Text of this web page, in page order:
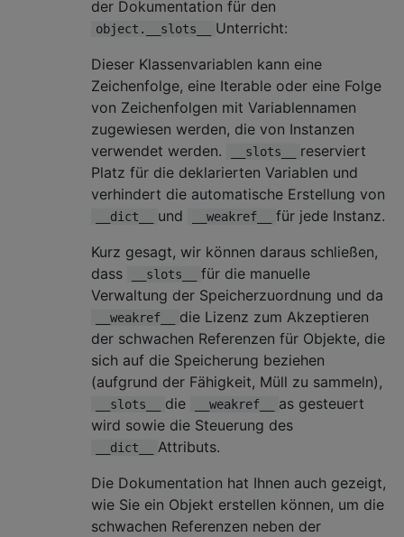
der Dokumentation für den
object.__slots__
Unterricht:
Dieser Klassenvariablen kann eine
Zeichenfolge, eine Iterable oder eine Folge
von Zeichenfolgen mit Variablennamen
zugewiesen werden, die von Instanzen
verwendet werden.
__slots__
reserviert
Platz für die deklarierten Variablen und
verhindert die automatische Erstellung von
__dict__ und __weakref__
für jede Instanz.
Kurz gesagt, wir können daraus schließen,
dass
__slots__
für die manuelle
Verwaltung der Speicherzuordnung und da
__weakref__
die Lizenz zum Akzeptieren
der schwachen Referenzen für Objekte, die
sich auf die Speicherung beziehen
(aufgrund der Fähigkeit, Müll zu sammeln),
__slots__ die __weakref__
as gesteuert
wird sowie die Steuerung des
__dict__
Attributs.
Die Dokumentation hat Ihnen auch gezeigt,
wie Sie ein Objekt erstellen können, um die
schwachen Referenzen neben der